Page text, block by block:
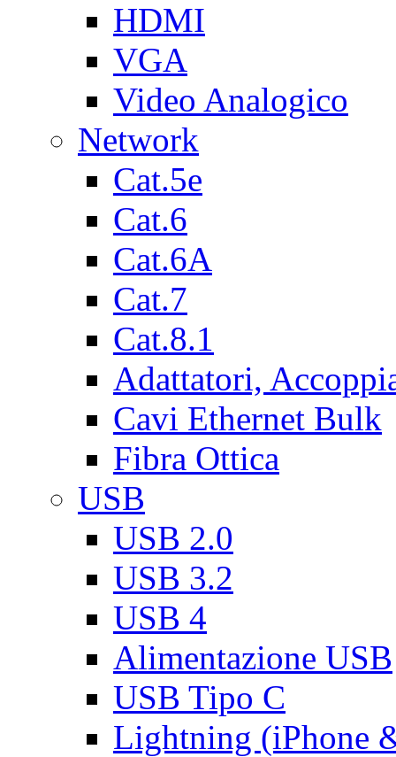
HDMI
VGA
Video Analogico
Network
Cat.5e
Cat.6
Cat.6A
Cat.7
Cat.8.1
Adattatori,
Cavi Ethernet Bulk
Fibra Ottica
USB
USB 2.0
USB 3.2
USB 4
Alimentazione USB
USB Tipo C
Lightning (iPhone